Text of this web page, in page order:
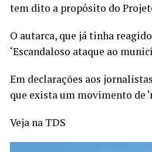
tem dito a propósito do
O autarca, que já tinha
‘Escandaloso ataque ao
Em declarações aos
que exista um movimento de
Veja na TDS